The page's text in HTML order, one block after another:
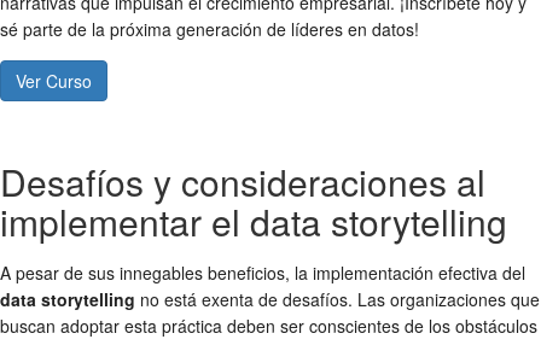
sé parte de la próxima generación de líderes en datos!
Ver Curso
Desafíos y consideraciones al
implementar el data storytelling
A pesar de sus innegables beneficios, la implementación efectiva del
data storytelling no está exenta de desafíos. Las organizaciones que
buscan adoptar esta práctica deben ser conscientes de los obstáculos